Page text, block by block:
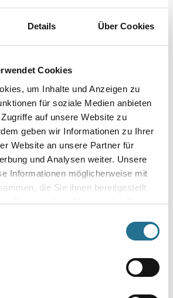
Details Über Cookies
Cookies
um Inhalte und Anzeigen zu
für soziale Medien anbieten
auf unsere Website zu
geben wir Informationen zu Ihrer
Website an unsere Partner für
und Analysen weiter. Unsere
Informationen möglicherweise mit
die Sie ihnen bereitgestellt
Rahmen Ihrer Nutzung der Dienste